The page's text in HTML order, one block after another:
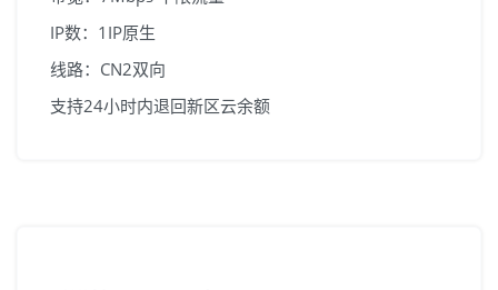
IP数：1IP原生
线路：CN2双向
支持24小时内退回新区云余额